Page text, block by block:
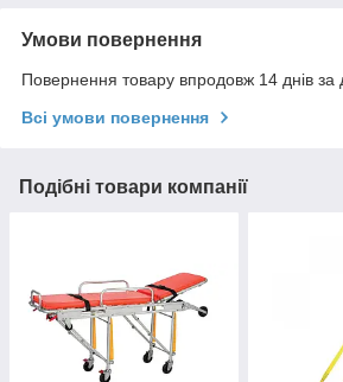
Умови повернення
Повернення товару впродовж 14 днів за
Всі умови повернення
Подібні товари компанії